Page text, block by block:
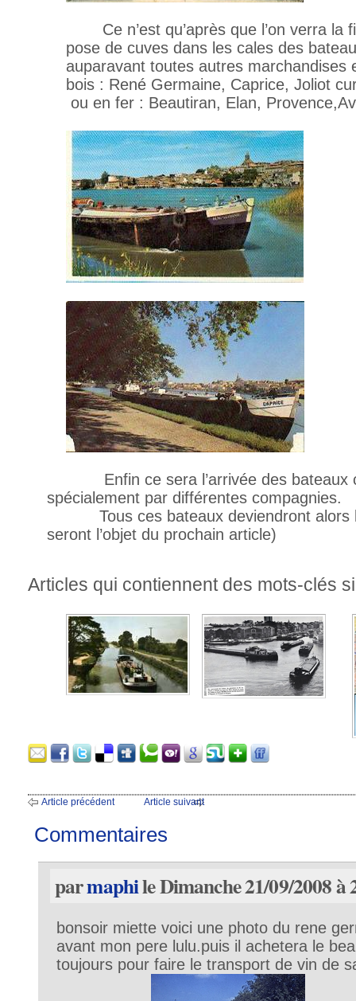
Ce n’est qu’après que l’on verra
pose de cuves dans les cales des
auparavant toutes autres marchandises
bois : René Germaine, Caprice, Joliot
ou en fer : Beautiran, Elan,
Enfin ce sera l’arrivée des bateaux
spécialement par différentes compagnies.
Tous ces bateaux deviendront alors
seront l’objet du prochain article)
Articles qui contiennent des mots-clés
Article précédent Article suivant
Commentaires
parmaphile Dimanche 21/09/2008 à
bonsoir miette voici une photo du rene
avant mon pere lulu.puis il achetera le
toujours pour faire le transport de vin de